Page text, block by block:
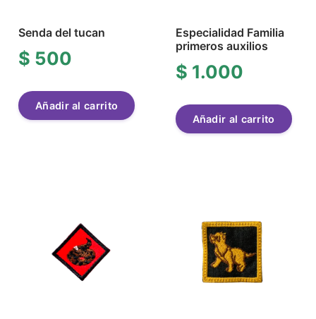
Senda del tucan
$ 500
Añadir al carrito
Especialidad Familia
primeros auxilios
$ 1.000
Añadir al carrito